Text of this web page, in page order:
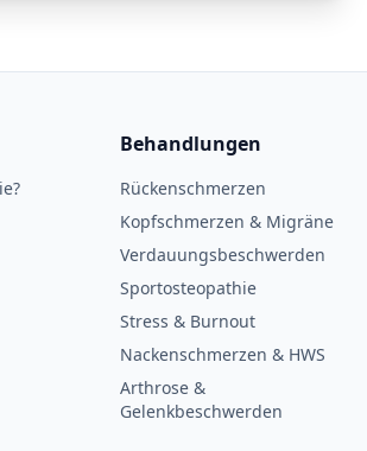
Behandlungen
Rückenschmerzen
Kopfschmerzen & Migräne
Verdauungsbeschwerden
Sportosteopathie
Stress & Burnout
Nackenschmerzen & HWS
Arthrose &
Gelenkbeschwerden